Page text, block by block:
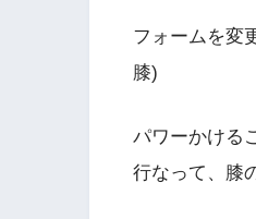
フォームを変
膝)
パワーかける
行なって、膝